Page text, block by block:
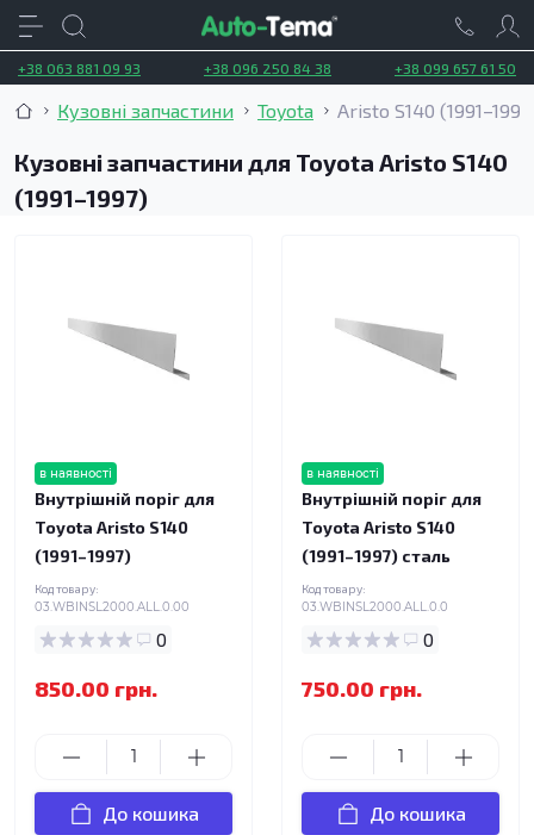
+38 063 881 09 93 +38 096 250 84 38 +38 099 657 61 50
Кузовні запчастини Toyota Aristo S140
Кузовні запчастини для Toyota Aristo S140
(1991–1997)
в наявності
Внутрішній поріг для
Toyota Aristo S140
(1991–1997)
Код товару:
03.WBINSL2000.ALL.0.00
0
850.00 грн.
До кошика
в наявності
Внутрішній поріг для
Toyota Aristo S140
(1991–1997) сталь
Код товару:
03.WBINSL2000.ALL.0.0
0
750.00 грн.
До кошика